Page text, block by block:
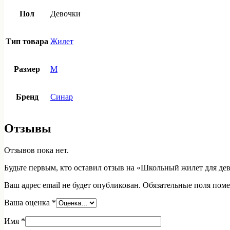
Пол Девочки
Тип товара Жилет
Размер M
Бренд Синар
Отзывы
Отзывов пока нет.
Будьте первым, кто оставил отзыв на «Школьный жилет для
Ваш адрес email не будет опубликован. Обязательные поля
Ваша оценка *
Имя *